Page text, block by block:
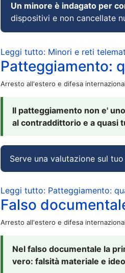
Un minore è indagato per
dispositivi e non cancellate
Leggi tutto: Minori e reti
Patteggiamento:
Arresto all'estero e difesa
Il patteggiamento non e'
al contraddittorio e a quasi
Serve una valutazione sul
Leggi tutto: Patteggiamento:
Falso
Arresto all'estero e difesa
Nel falso documentale la
vero: falsità materiale e